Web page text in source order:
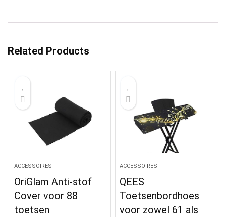
Related Products
ACCESSOIRES
OriGlam Anti-stof
Cover voor 88
toetsen
ACCESSOIRES
QEES
Toetsenbordhoes
voor zowel 61 als